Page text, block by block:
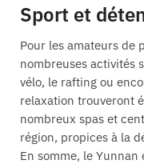
Sport et
Pour les amateurs de
nombreuses activités
vélo, le rafting ou
relaxation trouveront
nombreux spas et
région, propices à la
En somme, le